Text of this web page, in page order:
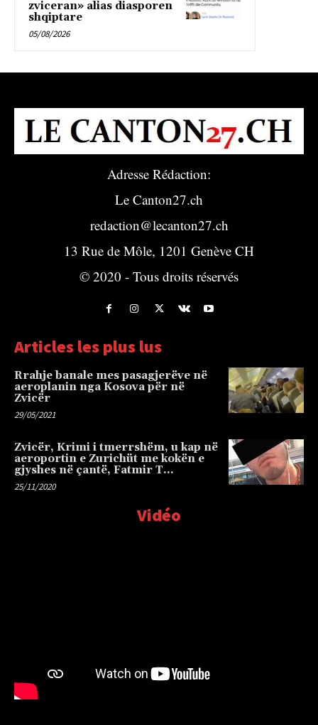
zviceran» alias diasporen
shqiptare
05/08/2026
Adresse Rédaction:
Le Canton27.ch
redaction@lecanton27.ch
13 Rue de Môle, 1201 Genève CH
© 2020 - Tous droits réservés
Articles les plus lus
Rrahje banale mes pasagjerëve në
aeroplanin nga Kosova për në
Zvicër
29/05/2021
Zvicër, Krimi i tmerrshëm, u kap në
aeroportin e Zurichüt me kokën e
gjyshes në çantë, Fatmir T…
25/11/2020
Vidéo